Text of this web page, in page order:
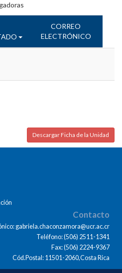
CORREO
ELECTRÓNICO
Descargar Ficha de la Unidad
Contacto
gabriela.chaconzamora@ucr.ac.cr
Teléfono: (506) 2511-1341
Fax: (506) 2224-9367
Cód.Postal: 11501-2060,Costa Rica